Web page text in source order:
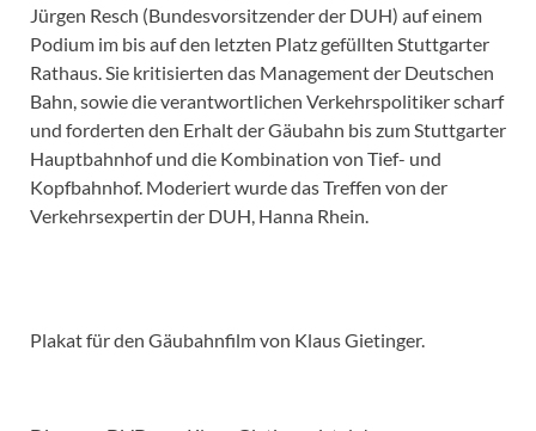
Jürgen Resch (Bundesvorsitzender der DUH) auf einem
Podium im bis auf den letzten Platz gefüllten Stuttgarter
Rathaus. Sie kritisierten das Management der Deutschen
Bahn, sowie die verantwortlichen Verkehrspolitiker scharf
und forderten den Erhalt der Gäubahn bis zum Stuttgarter
Hauptbahnhof und die Kombination von Tief- und
Kopfbahnhof. Moderiert wurde das Treffen von der
Verkehrsexpertin der DUH, Hanna Rhein.
Plakat für den Gäubahnfilm von Klaus Gietinger.